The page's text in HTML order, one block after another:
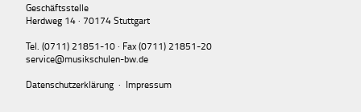
Geschäftsstelle
Herdweg 14 · 70174 Stuttgart
Tel. (0711) 21851-10 · Fax (0711) 21851-20
service@musikschulen-bw.de
Datenschutzerklärung · Impressum